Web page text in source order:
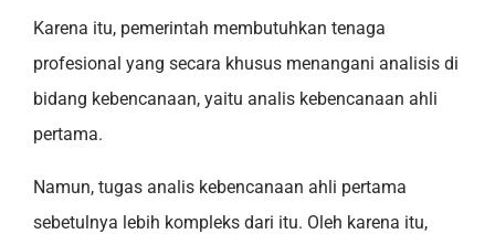
Karena itu, pemerintah membutuhkan tenaga
profesional yang secara khusus menangani analisis di
bidang kebencanaan, yaitu analis kebencanaan ahli
pertama.
Namun, tugas analis kebencanaan ahli pertama
sebetulnya lebih kompleks dari itu. Oleh karena itu,